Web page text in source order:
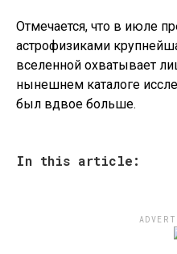
Отмечается, что в июле
астрофизиками
вселенной охватывает
нынешнем каталоге
был вдвое больше.
In this article: